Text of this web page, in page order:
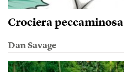
Crociera peccaminosa
Dan Savage